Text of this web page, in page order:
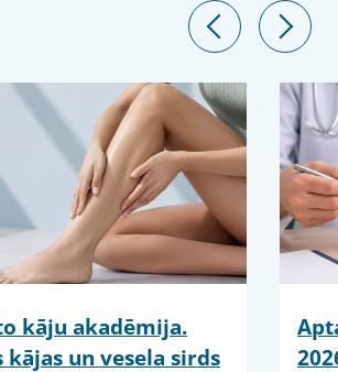
kāju akadēmija.
kājas un vesela sirds